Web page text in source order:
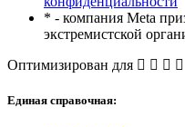
* - компания Meta
экстремистской
Оптимизирован для
Единая справочная: